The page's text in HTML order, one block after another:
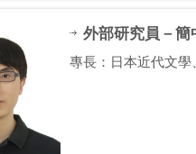
外部研究員－簡
專長：日本近代文學